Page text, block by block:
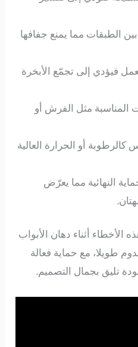
الطبقات مما يمنع جفافها
فيؤدي إلى تجمّع الأبخرة
المناسبة مثل الفرش أو
أو الحرارة العالية
النهائية مما يعرّض
الأخطاء أثناء دهان الأبواب
طويلا، مع حماية فعالة
تليق بجمال التصميم.